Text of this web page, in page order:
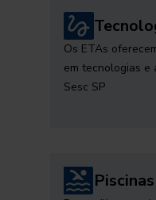
Os ETAs
em tecnologias e
Sesc SP
Piscinas